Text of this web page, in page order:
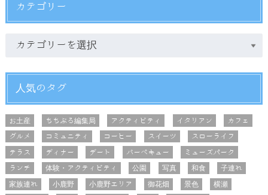
カテゴリー
人気のタグ
お土産 ちちぶる編集局 アクティビティ イタリアン
カフェ
グルメ
コミュニティ コーヒー スイーツ
スローライフ
テラス
ディナー デート バーベキュー
ミューズパーク
ランチ
体験・アクティビティ 公園 写真 和食
子連れ
家族連れ
小鹿野 小鹿野エリア 御花畑 景色
横瀬